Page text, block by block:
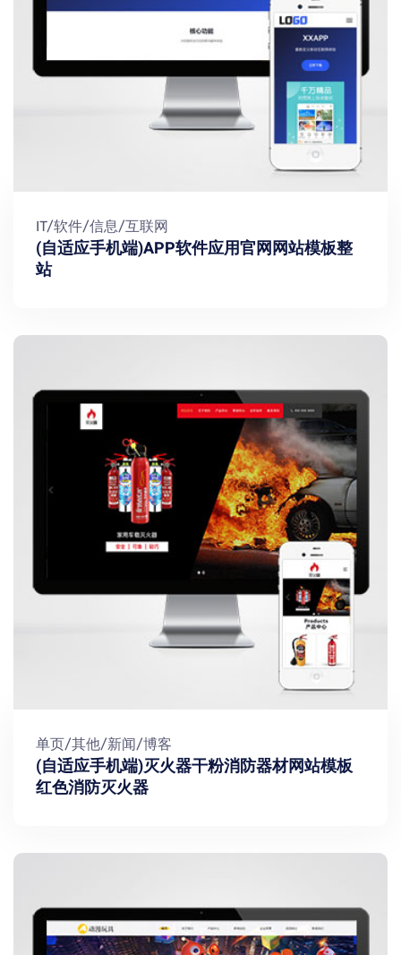
IT/软件/信息/互联网
(自适应手机端)APP软件应用官网网站模板整
站
单页/其他/新闻/博客
(自适应手机端)灭火器干粉消防器材网站模板
红色消防灭火器